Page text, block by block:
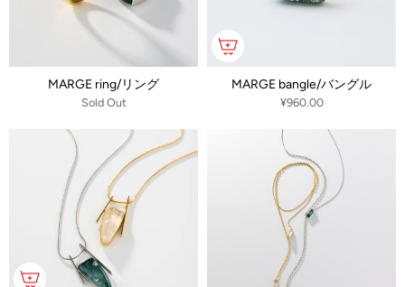
MARGE ring/リング
Sold Out
MARGE bangle/バングル
¥960.00